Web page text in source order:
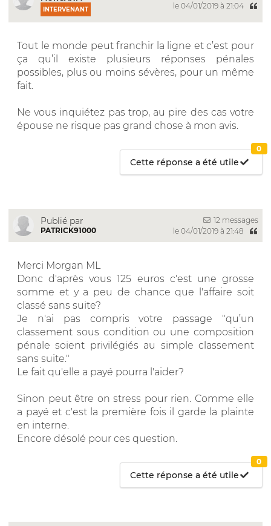
INTERVENANT le 04/01/2019 à 21:04
Tout le monde peut franchir la ligne et c’est pour
ça qu’il existe plusieurs réponses pénales
possibles, plus ou moins sévères, pour un même
fait.
Ne vous inquiétez pas trop, au pire des cas votre
épouse ne risque pas grand chose à mon avis.
Cette réponse a été utile
0
Publié par
PATRICK91000
12 messages
le 04/01/2019 à 21:48
Merci Morgan ML
Donc d'après vous 125 euros c'est une grosse
somme et y a peu de chance que l'affaire soit
classé sans suite?
Je n'ai pas compris votre passage "qu’un
classement sous condition ou une composition
pénale soient privilégiés au simple classement
sans suite."
Le fait qu'elle a payé pourra l'aider?
Sinon peut être on stress pour rien. Comme elle
a payé et c'est la première fois il garde la plainte
en interne.
Encore désolé pour ces question.
Cette réponse a été utile
0